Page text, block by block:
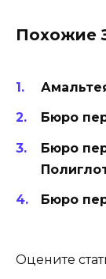
Похожие
Бюро
Бюро
Бюро
Оцените